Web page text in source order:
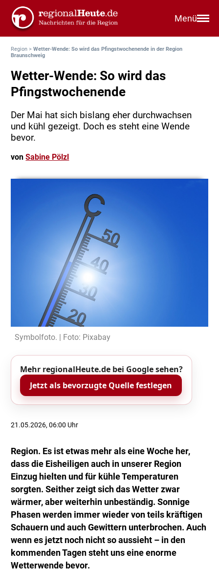
Menü
Region >Wetter-Wende: So wird das Pfingstwochenende in der Region
Braunschweig
Wetter-Wende: So wird das
Pfingstwochenende
Der Mai hat sich bislang eher durchwachsen
und kühl gezeigt. Doch es steht eine Wende
bevor.
vonSabine Pölzl
Symbolfoto. | Foto: Pixabay
Mehr regionalHeute.de bei Google sehen?
Jetzt als bevorzugte Quelle festlegen
21.05.2026, 06:00 Uhr
Region. Es ist etwas mehr als eine Woche her,
dass die Eisheiligen auch in unserer Region
Einzug hielten und für kühle Temperaturen
sorgten. Seither zeigt sich das Wetter zwar
wärmer, aber weiterhin unbeständig. Sonnige
Phasen werden immer wieder von teils kräftigen
Schauern und auch Gewittern unterbrochen. Auch
wenn es jetzt noch nicht so aussieht – in den
kommenden Tagen steht uns eine enorme
Wetterwende bevor.